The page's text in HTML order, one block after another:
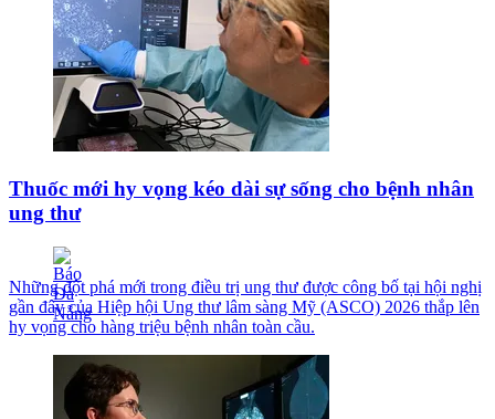
Thuốc mới hy vọng kéo dài sự sống cho bệnh nhân
ung thư
Những đột phá mới trong điều trị ung thư được công bố tại hội nghị
gần đây của Hiệp hội Ung thư lâm sàng Mỹ (ASCO) 2026 thắp lên
hy vọng cho hàng triệu bệnh nhân toàn cầu.